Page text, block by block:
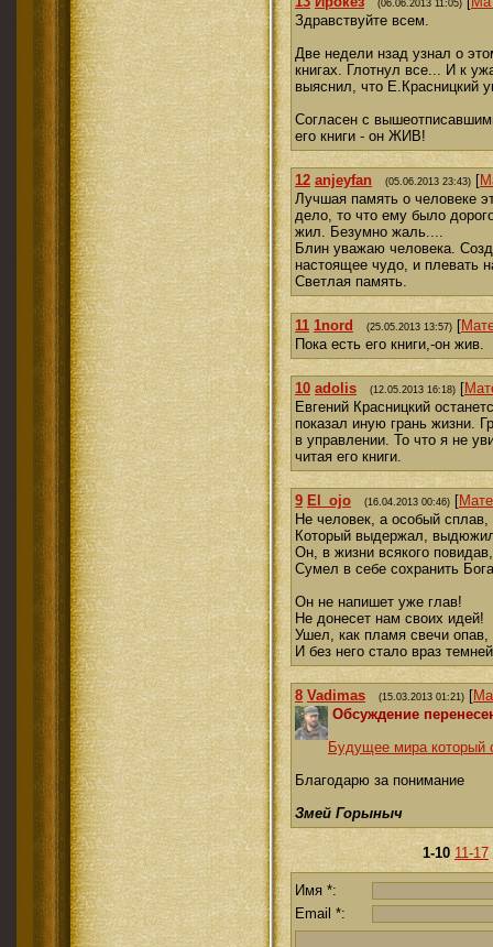
(06.06.2013 11:05)
Здравствуйте всем.
Две недели нзад узнал о
книгах. Глотнул все... И к
выяснил, что Е.Красницкий
Согласен с
его книги - он ЖИВ!
12 anjeyfan (05.06.2013 23:43) [
Лучшая память о человеке
дело, то что ему было
жил. Безумно жаль....
Блин уважаю человека.
настоящее чудо, и плевать
Светлая память.
11 1nord (25.05.2013 13:57) [
Пока есть его книги,-он жив.
10 adolis (12.05.2013 16:18) [
Евгений Красницкий
показал иную грань жизни.
в управлении. То что я не
читая его книги.
9 El_ojo (16.04.2013 00:46) [
Не человек, а особый сплав,
Который выдержал,
Он, в жизни всякого повидав,
Сумел в себе сохранить
Он не напишет уже глав!
Не донесет нам своих идей!
Ушел, как пламя свечи опав,
И без него стало враз
8 Vadimas (15.03.2013 01:21) [
Обсуждение
Будущее мира который
Благодарю за понимание
Змей Горыныч
1-10 11-17
Имя *:
Email *: